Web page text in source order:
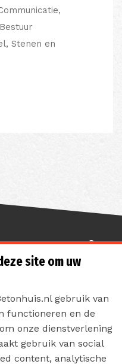
Stenen en
in
site om uw
gebruik van
functioneren en de
onze dienstverlening
gebruik van social
content, analytische